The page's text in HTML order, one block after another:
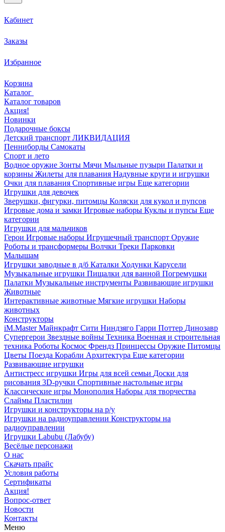
Кабинет
Заказы
Избранное
Корзина
Каталог
Каталог товаров
Акция!
Новинки
Подарочные боксы
Детский транспорт ЛИКВИДАЦИЯ
Пенниборды Самокаты
Спорт и лето
Водное оружие Зонты Мячи Мыльные пузыри Палатки и
корзины Жилеты для плавания Надувные круги и игрушки
Очки для плавания Спортивные игры Еще категории
Игрушки для девочек
Зверушки, фигурки, питомцы Коляски для кукол и пупсов
Игровые дома и замки Игровые наборы Куклы и пупсы Еще
категории
Игрушки для мальчиков
Герои Игровые наборы Игрушечный транспорт Оружие
Роботы и трансформеры Волчки Треки Парковки
Малышам
Игрушки заводные в д/б Каталки Ходунки Карусели
Музыкальные игрушки Пищалки для ванной Погремушки
Палатки Музыкальные инструменты Развивающие игрушки
Животные
Интерактивные животные Мягкие игрушки Наборы
животных
Конструкторы
iM.Master Майнкрафт Сити Ниндзяго Гарри Поттер Динозавр
Супергерои Звездные войны Техника Военная и строительная
техника Роботы Космос Френдз Принцессы Оружие Питомцы
Цветы Поезда Корабли Архитектура Еще категории
Развивающие игрушки
Антистресс игрушки Игры для всей семьи Доски для
рисования 3D-ручки Спортивные настольные игры
Классические игры Монополия Наборы для творчества
Слаймы Пластилин
Игрушки и конструкторы на р/у
Игрушки на радиоуправлении Конструкторы на
радиоуправлении
Игрушки Labubu (Лабубу)
Весёлые персонажи
О нас
Скачать прайс
Условия работы
Сертификаты
Акция!
Вопрос-ответ
Новости
Контакты
Меню